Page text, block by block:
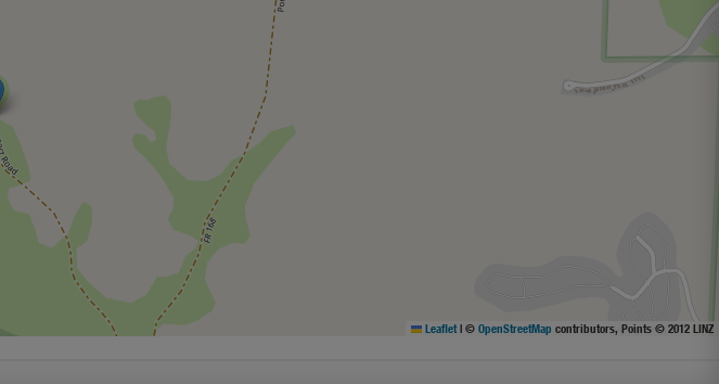
Leaflet | © OpenStreetMap contributors, Points © 2012 LINZ